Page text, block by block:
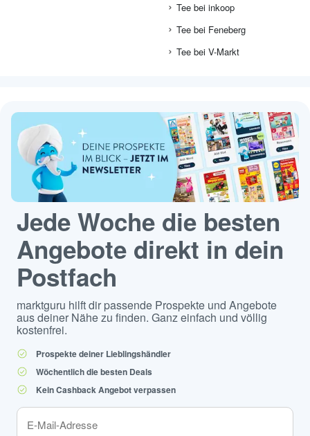
Tee bei inkoop
Tee bei Feneberg
Tee bei V-Markt
Jede Woche die besten
Angebote direkt in dein
Postfach
marktguru hilft dir passende Prospekte und Angebote
aus deiner Nähe zu finden. Ganz einfach und völlig
kostenfrei.
Prospekte deiner Lieblingshändler
Wöchentlich die besten Deals
Kein Cashback Angebot verpassen